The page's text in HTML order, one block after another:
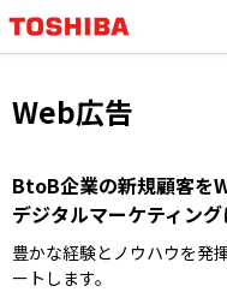
Web広告
BtoB企業の新規顧客を
デジタルマーケティン
豊かな経験とノウハウを発
ートします。